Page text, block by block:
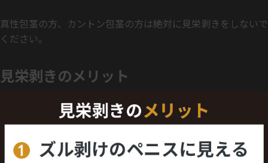
真性包茎の方、カントン包茎の方は絶対に見栄剥きをしないで
ください。
見栄剥きのメリット